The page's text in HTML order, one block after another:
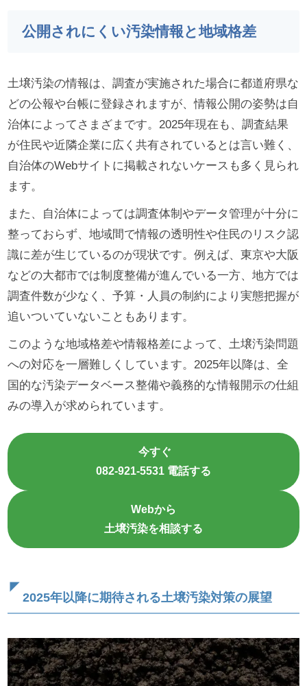
公開されにくい汚染情報と地域格差
土壌汚染の情報は、調査が実施された場合に都道府県な
どの公報や台帳に登録されますが、情報公開の姿勢は自
治体によってさまざまです。2025年現在も、調査結果
が住民や近隣企業に広く共有されているとは言い難く、
自治体のWebサイトに掲載されないケースも多く見られ
ます。
また、自治体によっては調査体制やデータ管理が十分に
整っておらず、地域間で情報の透明性や住民のリスク認
識に差が生じているのが現状です。例えば、東京や大阪
などの大都市では制度整備が進んでいる一方、地方では
調査件数が少なく、予算・人員の制約により実態把握が
追いついていないこともあります。
このような地域格差や情報格差によって、土壌汚染問題
への対応を一層難しくしています。2025年以降は、全
国的な汚染データベース整備や義務的な情報開示の仕組
みの導入が求められています。
今すぐ
082-921-5531 電話する
Webから
土壌汚染を相談する
2025年以降に期待される土壌汚染対策の展望